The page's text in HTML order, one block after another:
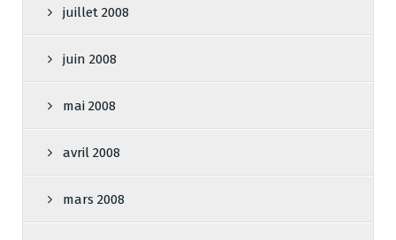
juillet 2008
juin 2008
mai 2008
avril 2008
mars 2008